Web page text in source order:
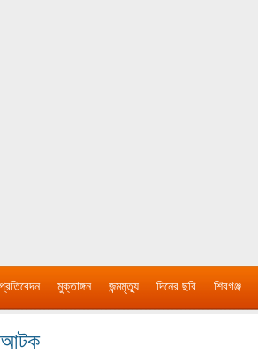
মুক্তাঙ্গন জন্মমৃত্যু দিনের ছবি শিবগঞ্জ
আটক